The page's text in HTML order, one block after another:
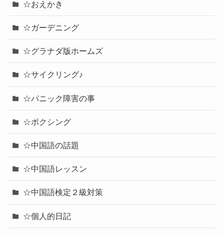
☆おえかき
☆ガーデニング
☆グラナダ版ホームズ
☆サイクリング♪
☆パニック障害の事
☆ボクシング
☆中国語の話題
☆中国語レッスン
☆中国語検定２級対策
☆個人的日記